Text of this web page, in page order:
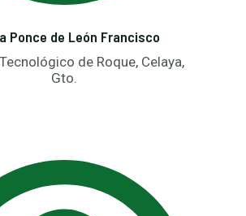
Ponce de León Francisco
de Roque, Celaya,
Gto.